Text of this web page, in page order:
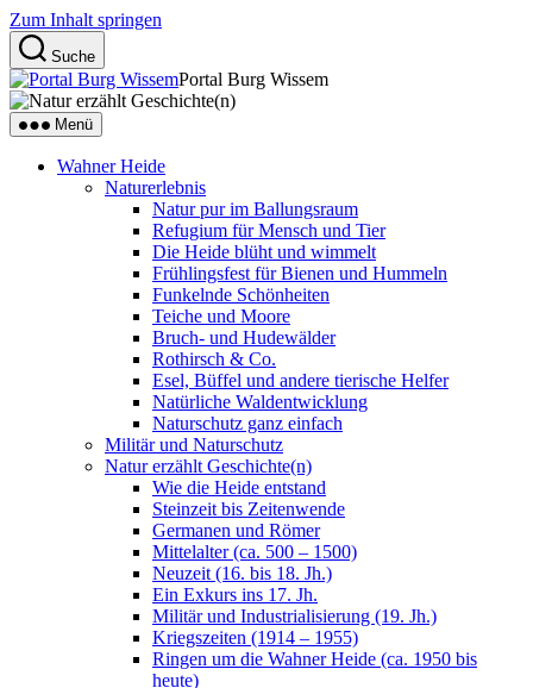
Zum Inhalt springen
Suche
Portal Burg Wissem
Menü
Wahner Heide
Naturerlebnis
Natur pur im Ballungsraum
Refugium für Mensch und Tier
Die Heide blüht und wimmelt
Frühlingsfest für Bienen und Hummeln
Funkelnde Schönheiten
Teiche und Moore
Bruch- und Hudewälder
Rothirsch & Co.
Esel, Büffel und andere tierische Helfer
Natürliche Waldentwicklung
Naturschutz ganz einfach
Militär und Naturschutz
Natur erzählt Geschichte(n)
Wie die Heide entstand
Steinzeit bis Zeitenwende
Germanen und Römer
Mittelalter (ca. 500 – 1500)
Neuzeit (16. bis 18. Jh.)
Ein Exkurs ins 17. Jh.
Militär und Industrialisierung (19. Jh.)
Kriegszeiten (1914 – 1955)
Ringen um die Wahner Heide (ca. 1950 bis
heute)